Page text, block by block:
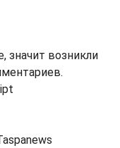
значит возникли